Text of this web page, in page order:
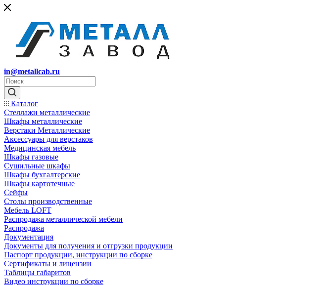
in@metallcab.ru
Каталог
Стеллажи металлические
Шкафы металлические
Верстаки Металлические
Аксессуары для верстаков
Медицинская мебель
Шкафы газовые
Сушильные шкафы
Шкафы бухгалтерские
Шкафы картотечные
Сейфы
Столы производственные
Мебель LOFT
Распродажа металлической мебели
Распродажа
Документация
Документы для получения и отгрузки продукции
Паспорт продукции, инструкции по сборке
Сертификаты и лицензии
Таблицы габаритов
Видео инструкции по сборке